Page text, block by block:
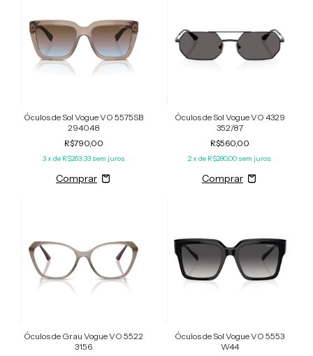
Óculos de Sol Vogue VO 5575SB
294048
R$790,00
3x de R$263,33 sem juros
Óculos de Sol Vogue VO 4329
352/87
R$560,00
2x de R$280,00 sem juros
Óculos de Grau Vogue VO 5522
3156
Óculos de Sol Vogue VO 5553
W44